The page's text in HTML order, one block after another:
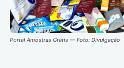
Portal Amostras Grátis — Foto: Divulgação